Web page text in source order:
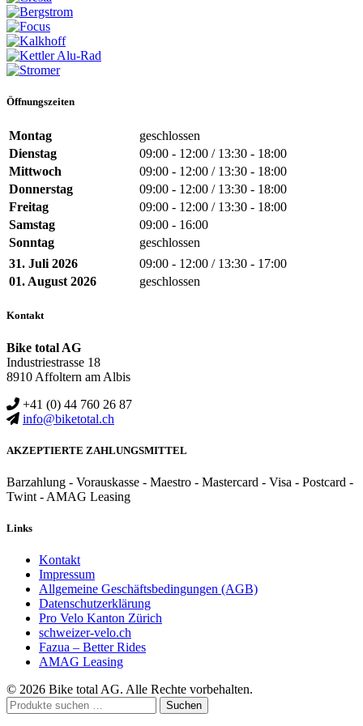
Öffnungszeiten
Montag
geschlossen
Dienstag
09:00 - 12:00 / 13:30 - 18:00
Mittwoch
09:00 - 12:00 / 13:30 - 18:00
Donnerstag
09:00 - 12:00 / 13:30 - 18:00
Freitag
09:00 - 12:00 / 13:30 - 18:00
Samstag
09:00 - 16:00
Sonntag
geschlossen
31. Juli 2026
09:00 - 12:00 / 13:30 - 17:00
01. August 2026
geschlossen
Kontakt
Bike total AG
Industriestrasse 18
8910 Affoltern am Albis
+41 (0) 44 760 26 87
info@biketotal.ch
AKZEPTIERTE ZAHLUNGSMITTEL
Barzahlung - Vorauskasse - Maestro - Mastercard - Visa - Postcard -
Twint - AMAG Leasing
Links
Kontakt
Impressum
Allgemeine Geschäftsbedingungen (AGB)
Datenschutzerklärung
Pro Velo Kanton Zürich
schweizer-velo.ch
Fazua – Better Rides
AMAG Leasing
© 2026 Bike total AG. Alle Rechte vorbehalten.
Suchen
nach:
Suchen